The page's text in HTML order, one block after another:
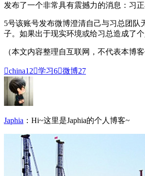
发布了一个非常具有震撼力的消息：习
5号该账号发布微博澄清自己与习总团
子。如果出于现实环境或给习总造成了
（本文内容整理自互联网，不代表本博客
china12学习6微博27
Japhia ：Hi~这里是Japhia的个人博客~